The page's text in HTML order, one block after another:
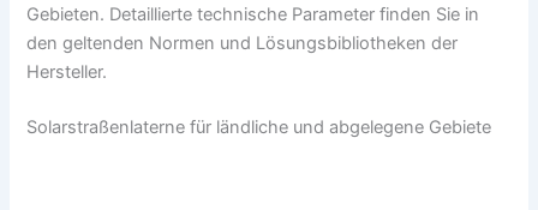
Gebieten. Detaillierte technische Parameter finden Sie in
den geltenden Normen und Lösungsbibliotheken der
Hersteller.
Solarstraßenlaterne für ländliche und abgelegene Gebiete